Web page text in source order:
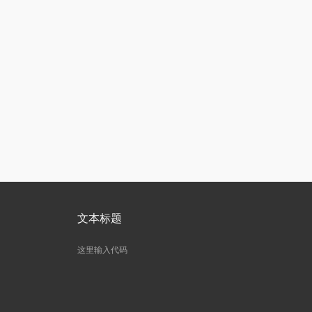
文本标题
这里输入代码